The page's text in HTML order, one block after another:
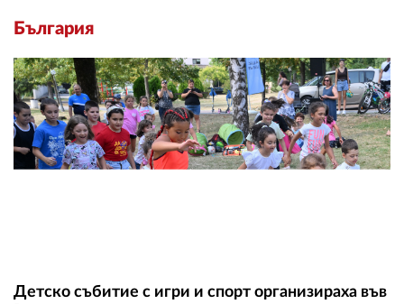
България
Детско събитие с игри и спорт организираха във